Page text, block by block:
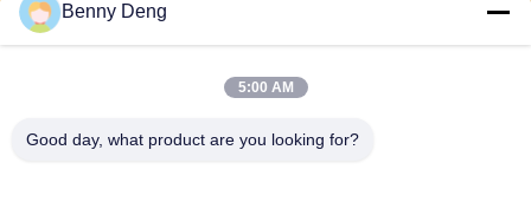
Benny Deng
5:00 AM
Good day, what product are you looking for?